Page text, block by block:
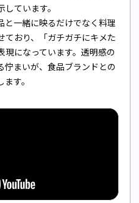
ています。
と一緒に映るだけでなく料理
ており、「ガチガチにキメた
現になっています。透明感の
佇まいが、食品ブランドとの
す。